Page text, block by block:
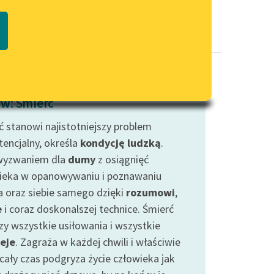
PDF
wrażliwych
Deklaracja dostępności
Śmierć
stanowi najistotniejszy problem
określa kondycję ludzką.
dla dumy z osiągnięć
w opanowywaniu i poznawaniu
oraz siebie samego dzięki rozumowi,
i coraz doskonalszej technice. Śmierć
wszystkie usiłowania i wszystkie
. Zagraża w każdej chwili i właściwie
czas podgryza życie człowieka jak